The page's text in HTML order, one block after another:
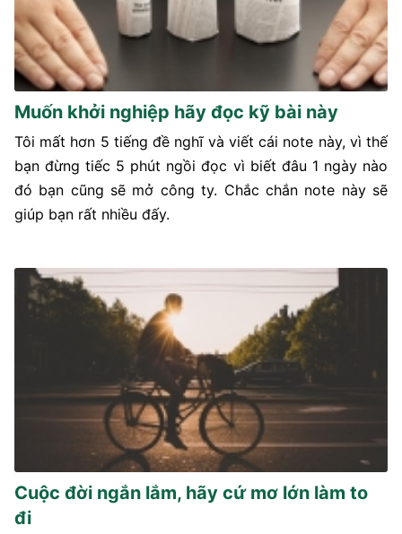
Muốn khởi nghiệp hãy đọc kỹ bài này
Tôi mất hơn 5 tiếng đề nghĩ và viết cái note này, vì thế
bạn đừng tiếc 5 phút ngồi đọc vì biết đâu 1 ngày nào
đó bạn cũng sẽ mở công ty. Chắc chắn note này sẽ
giúp bạn rất nhiều đấy.
Cuộc đời ngắn lắm, hãy cứ mơ lớn làm to
đi